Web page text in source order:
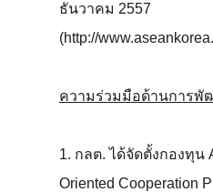
ธันวาคม 2557
(http://
ความร่วมมือด้านการพั
1. กลต. ได้จัดตั้งกองทุน
Oriented Cooperation